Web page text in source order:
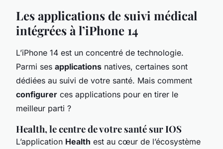
Les applications de suivi médical
intégrées à l’iPhone 14
L’iPhone 14 est un concentré de technologie.
Parmi ses applications natives, certaines sont
dédiées au suivi de votre santé. Mais comment
configurer ces applications pour en tirer le
meilleur parti ?
Health, le centre de votre santé sur IOS
L’application Health est au cœur de l’écosystème